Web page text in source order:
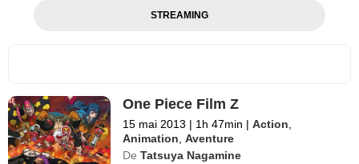
STREAMING
One Piece Film Z
15 mai 2013 | 1h 47min | Action
Animation ,Aventure
De Tatsuya Nagamine